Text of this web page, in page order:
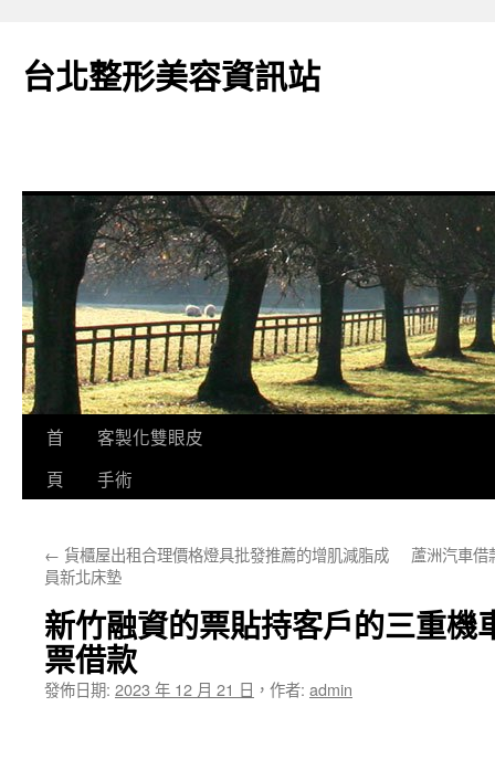
台北整形美容資訊站
跳
要
容
首
頁
客製化雙眼皮
手術
← 貨櫃屋出租合理價格燈具批發推薦的增肌減脂成
員新北床墊
蘆洲汽車借
新竹融資的票貼持客戶的三重機
票借款
發佈日期: 2023 年 12 月 21 日 ， 作者: admin